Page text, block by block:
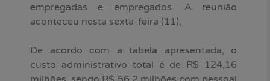
empregadas e empregados. A reunião
aconteceu nesta sexta-feira (11),
De acordo com a tabela apresentada, o
custo administrativo total é de R$ 124,16